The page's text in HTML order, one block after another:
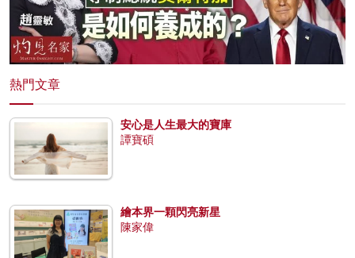
熱門文章
安心是人生最大的寶庫
譚寶碩
繪本界一顆閃亮新星
陳家偉